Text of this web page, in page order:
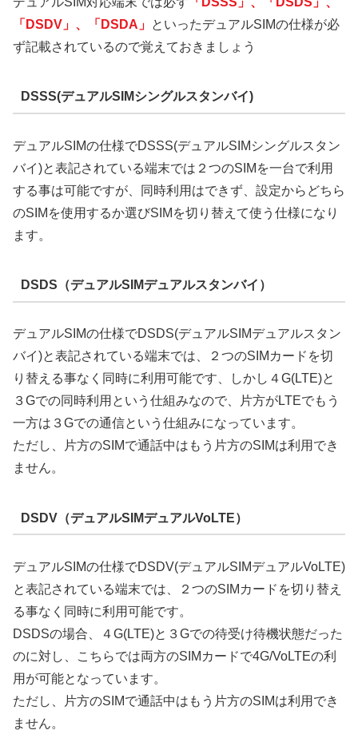
「DSDV」、「DSDA」 といったデュアルSIMの仕様が必
ず記載されているので覚えておきましょう
DSSS(デュアルSIMシングルスタンバイ)
デュアルSIMの仕様でDSSS(デュアルSIMシングルスタン
バイ)と表記されている端末では２つのSIMを一台で利用
する事は可能ですが、同時利用はできず、設定からどちら
のSIMを使用するか選びSIMを切り替えて使う仕様になり
ます。
DSDS（デュアルSIMデュアルスタンバイ）
デュアルSIMの仕様でDSDS(デュアルSIMデュアルスタン
バイ)と表記されている端末では、２つのSIMカードを切
り替える事なく同時に利用可能です、しかし４G(LTE)と
３Gでの同時利用という仕組みなので、片方がLTEでもう
一方は３Gでの通信という仕組みになっています。
ただし、片方のSIMで通話中はもう片方のSIMは利用でき
ません。
DSDV（デュアルSIMデュアルVoLTE）
デュアルSIMの仕様でDSDV(デュアルSIMデュアルVoLTE)
と表記されている端末では、２つのSIMカードを切り替え
る事なく同時に利用可能です。
DSDSの場合、４G(LTE)と３Gでの待受け待機状態だった
のに対し、こちらでは両方のSIMカードで4G/VoLTEの利
用が可能となっています。
ただし、片方のSIMで通話中はもう片方のSIMは利用でき
ません。